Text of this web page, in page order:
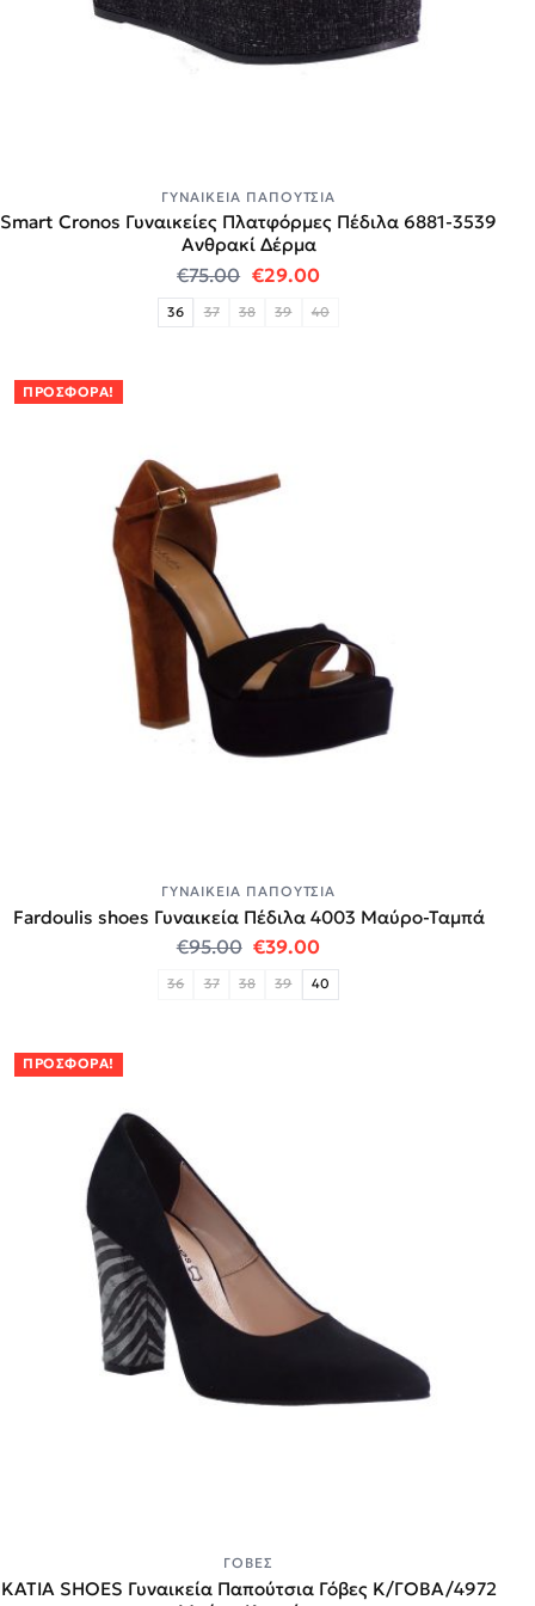
ΓΥΝΑΙΚΕΊΑ ΠΑΠΟΎΤΣΙΑ
Smart Cronos Γυναικείες Πλατφόρμες Πέδιλα 6881-3539
Ανθρακί Δέρμα
€75.00 Original price was: €75.00.
€29.00Η τρέχουσα τιμή
36 37 38 39 40
ΠΡΟΣΦΟΡΆ!
ΓΥΝΑΙΚΕΊΑ ΠΑΠΟΎΤΣΙΑ
Fardoulis shoes Γυναικεία Πέδιλα 4003 Μαύρο-Ταμπά
€95.00 Original price was: €95.00.
€39.00Η τρέχουσα τιμή
36 37 38 39 40
ΠΡΟΣΦΟΡΆ!
ΓΌΒΕΣ
KATIA SHOES Γυναικεία Παπούτσια Γόβες Κ/ΓΟΒΑ/4972